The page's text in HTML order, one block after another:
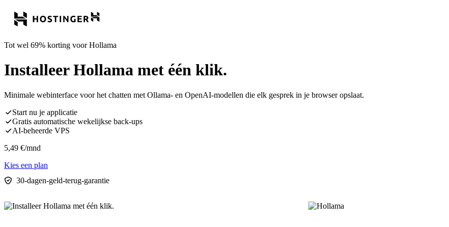
Tot wel 69% korting voor Hollama
Installeer Hollama met één klik.
Minimale webinterface voor het chatten met Ollama- en OpenAI-modellen die elk gesprek in je browser opslaat.
Start nu je applicatie
Gratis automatische wekelijkse back-ups
AI-beheerde VPS
5,49 €/mnd
Kies een plan
30-dagen-geld-terug-garantie